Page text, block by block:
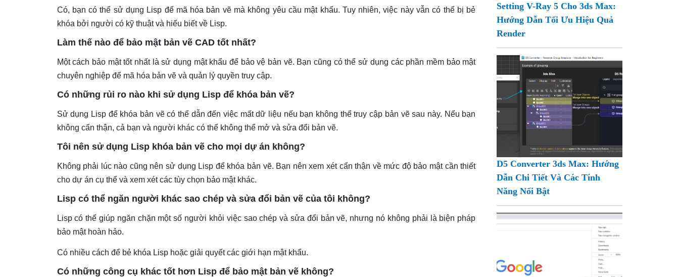
Có, bạn có thể sử dụng Lisp để mã hóa bản vẽ mà không yêu cầu mật khẩu. Tuy nhiên, việc này vẫn có thể bị bẻ
khóa bởi người có kỹ thuật và hiểu biết về Lisp.
Làm thế nào để bảo mật bản vẽ CAD tốt nhất?
Một cách bảo mật tốt nhất là sử dụng mật khẩu để bảo vệ bản vẽ. Bạn cũng có thể sử dụng các phần mềm bảo mật
chuyên nghiệp để mã hóa bản vẽ và quản lý quyền truy cập.
Có những rủi ro nào khi sử dụng Lisp để khóa bản vẽ?
Sử dụng Lisp để khóa bản vẽ có thể dẫn đến việc mất dữ liệu nếu bạn không thể truy cập bản vẽ sau này. Nếu bạn
không cẩn thận, cả bạn và người khác có thể không thể mở và sửa đổi bản vẽ.
Tôi nên sử dụng Lisp khóa bản vẽ cho mọi dự án không?
Không phải lúc nào cũng nên sử dụng Lisp để khóa bản vẽ. Bạn nên xem xét cẩn thận về mức độ bảo mật cần thiết
cho dự án cụ thể và xem xét các tùy chọn bảo mật khác.
Lisp có thể ngăn người khác sao chép và sửa đổi bản vẽ của tôi không?
Lisp có thể giúp ngăn chặn một số người khỏi việc sao chép và sửa đổi bản vẽ, nhưng nó không phải là biện pháp
bảo mật hoàn hảo.
Có nhiều cách để bẻ khóa Lisp hoặc giải quyết các giới hạn mật khẩu.
Có những công cụ khác tốt hơn Lisp để bảo mật bản vẽ không?
Setting V-Ray 5 Cho 3ds Max:
Hướng Dẫn Tối Ưu Hiệu Quả
Render
D5 Converter 3ds Max: Hướng
Dẫn Chi Tiết Và Các Tính
Năng Nổi Bật